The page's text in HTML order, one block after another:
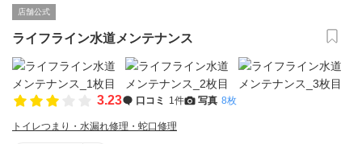
店舗公式
ライフライン水道メンテナンス
3.23 口コミ 1件 写真 8枚
トイレつまり・水漏れ修理・蛇口修理